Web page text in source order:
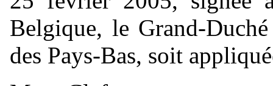
Belgique, le Grand-
des Pays-Bas, soit